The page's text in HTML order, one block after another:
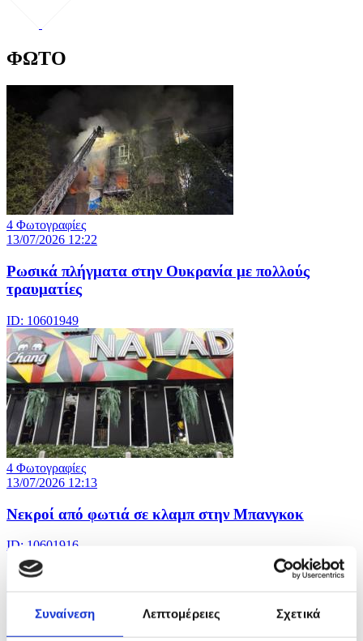
Συναίνεση Λεπτομέρειες Σχετικά
ΦΩΤΟ
4 Φωτογραφίες
13/07/2026 12:22
Ρωσικά πλήγματα στην Ουκρανία με πολλούς
τραυματίες
ID: 10601949
4 Φωτογραφίες
13/07/2026 12:13
Νεκροί από φωτιά σε κλαμπ στην Μπανγκοκ
ID: 10601916